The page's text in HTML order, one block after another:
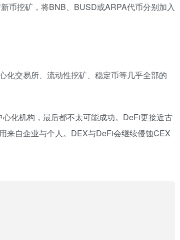
挖矿，将BNB、BUSD或ARPA代币分别加入
化交易所、流动性挖矿、稳定币等几乎全部的
化机构，最后都不太可能成功。DeFi更接近古
来自企业与个人。DEX与DeFi会继续侵蚀CEX